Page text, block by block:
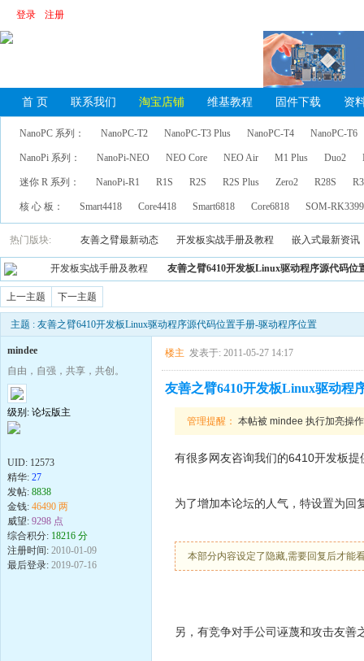
登录 注册
首 页 联系我们 淘宝店铺 维基教程 固件下载 资
NanoPC 系列： NanoPC-T2 NanoPC-T3 Plus NanoPC-T4 NanoPC-T6
NanoPi 系列： NanoPi-NEO NEO Core NEO Air M1 Plus Duo2
迷你 R 系列： NanoPi-R1 R1S R2S R2S Plus Zero2 R28S
核 心 板： Smart4418 Core4418 Smart6818 Core6818 SOM-
热门版块: 友善之臂最新动态 开发板实战手册及教程 嵌入式最新资讯
开发板实战手册及教程 友善之臂6410开发板Linux驱动程序源代码位
上一主题 下一主题
主题 : 友善之臂6410开发板Linux驱动程序源代码位置手册-驱动程序位置
mindee
自由，自强，共享，共创。
级别: 论坛版主
UID: 12573
精华: 27
发帖: 8838
金钱: 46490 两
威望: 9298 点
综合积分: 18216 分
注册时间: 2010-01-09
最后登录: 2019-07-16
楼主 发表于: 2011-05-27 14:17
友善之臂6410开发板Linux驱动程
管理提醒： 本帖被 mindee 执行加亮操
有很多网友咨询我们的6410开发板
为了增加本论坛的人气，特设置为回
本部分内容设定了隐藏,需要回复后才能
另，有竞争对手公司诬蔑和攻击友善